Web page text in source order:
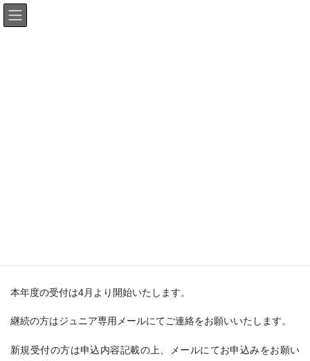
本年度の受付は4月より開始いたします。
継続の方はジュニア専用メールにてご連絡をお願いいたします。
新規受付の方は申込内容記載の上、メールにてお申込みをお願い